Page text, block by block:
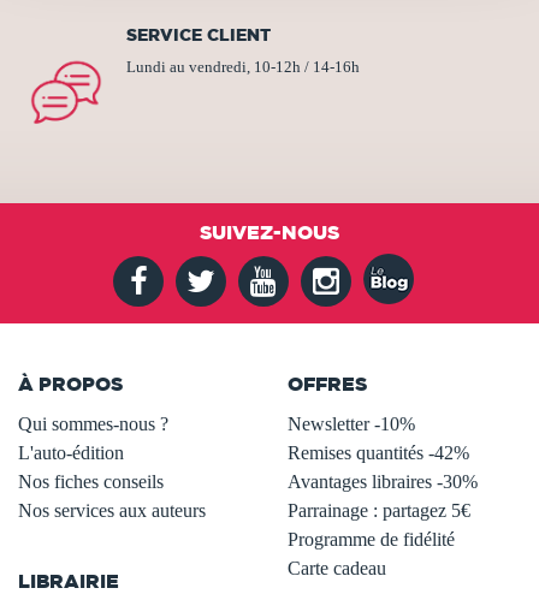
SERVICE CLIENT
Lundi au vendredi, 10-12h / 14-16h
SUIVEZ-NOUS
À PROPOS
Qui sommes-nous ?
L'auto-édition
Nos fiches conseils
Nos services aux auteurs
LIBRAIRIE
OFFRES
Newsletter -10%
Remises quantités -42%
Avantages libraires -30%
Parrainage : partagez 5€
Programme de fidélité
Carte cadeau